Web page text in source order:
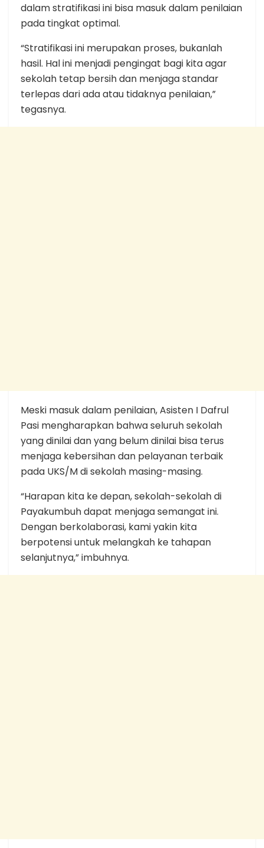
dalam stratifikasi ini bisa masuk dalam penilaian
pada tingkat optimal.
“Stratifikasi ini merupakan proses, bukanlah
hasil. Hal ini menjadi pengingat bagi kita agar
sekolah tetap bersih dan menjaga standar
terlepas dari ada atau tidaknya pe­nilaian,”
tegasnya.
Meski masuk dalam penilaian, Asisten I Dafrul
Pasi mengharapkan bahwa seluruh sekolah
yang dinilai dan yang belum dinilai bisa terus
menjaga kebersihan dan pelayanan terbaik
pada UKS/M di sekolah masing-masing.
“Harapan kita ke depan, sekolah-sekolah di
Payakumbuh dapat menjaga semangat ini.
Dengan berkolaborasi, kami yakin kita
berpotensi untuk melangkah ke tahapan
selanjutnya,” imbuhnya.